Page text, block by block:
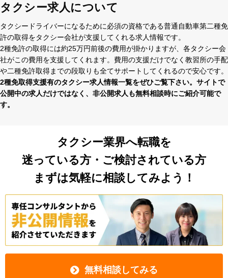
タクシー求人について
タクシードライバーになるために必須の資格である普通⾃動⾞第⼆種免
許の取得をタクシー会社が⽀援してくれる求⼈情報です。
2種免許の取得には約25万円前後の費⽤が掛かりますが、各タクシー会
社がこの費⽤を⽀援してくれます。費⽤の⽀援だけでなく教習所の⼿配
や⼆種免許取得までの段取りも全てサポートしてくれるので安⼼です。
2種免取得支援有のタクシー求⼈情報⼀覧をぜひご覧下さい。サイトで
公開中の求⼈だけではなく、⾮公開求⼈も無料相談時にご紹介可能で
す。
タクシー業界へ転職を
迷っている方・ご検討されている方
まずは気軽に相談してみよう！
無料相談してみる